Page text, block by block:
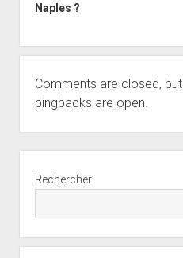
Naples ?
Comments are closed, but
pingbacks are open.
Rechercher